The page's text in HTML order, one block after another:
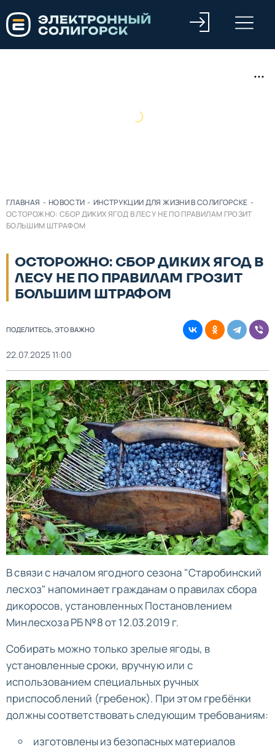
ГЛАВНАЯ - НОВОСТИ - ИНСТРУКЦИИ ДЛЯ ЖИЗНИ В СОЛИГОРСКЕ -
ОСТОРОЖНО: CБОР ДИКИХ ЯГОД В ЛЕСУ НЕ ПО ПРАВИЛАМ ГРОЗИТ
БОЛЬШИМ ШТРАФОМ
ОСТОРОЖНО: CБОР ДИКИХ ЯГОД В
ЛЕСУ НЕ ПО ПРАВИЛАМ ГРОЗИТ
БОЛЬШИМ ШТРАФОМ
ПОДЕЛИТЕСЬ, ЭТО ВАЖНО
22.07.2025 11:00
В связи с началом ягодного сезона "Старобинский
лесхоз" напоминает гражданам о правилах сбора
дикоросов, установленных Постановлением
Минлесхоза РБ №8 от 12.03.2019 г.
Собирать можно только зрелые ягоды, в
установленные сроки, вручную или с
использованием специальных ручных
приспособлений (гребенок). При этом гребёнки
должны соответствовать следующим требованиям:
изготовлены из безопасных материалов